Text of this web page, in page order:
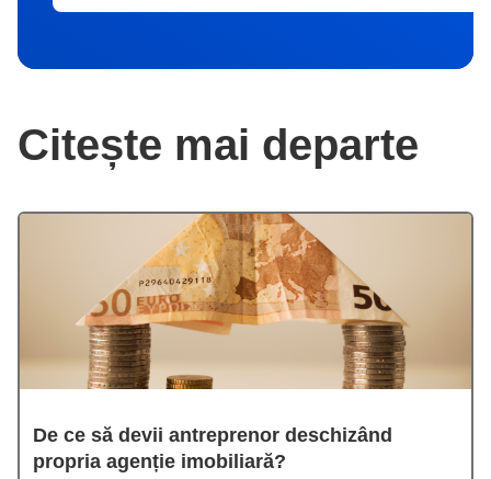
Citește mai departe
De ce să devii antreprenor deschizând
propria agenție imobiliară?